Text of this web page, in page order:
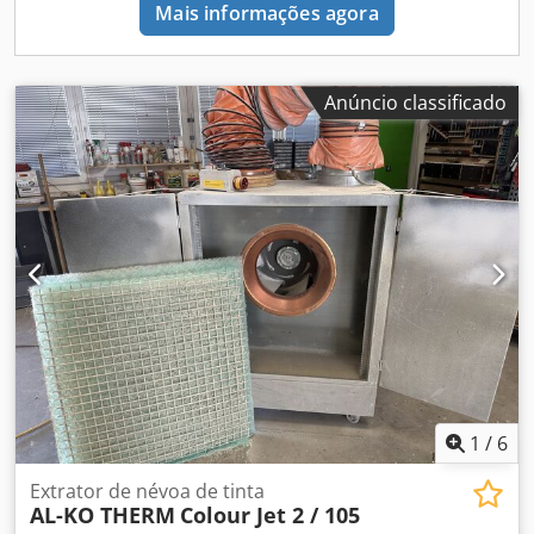
Mais informações agora
Anúncio classificado
1 / 6
Extrator de névoa de tinta
AL-KO THERM Colour Jet 2 / 105